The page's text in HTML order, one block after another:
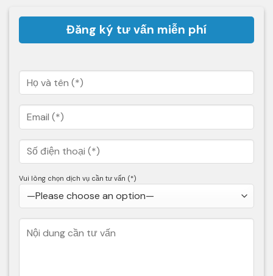
Đăng ký tư vấn miễn phí
Vui lòng chọn dịch vụ cần tư vấn (*)